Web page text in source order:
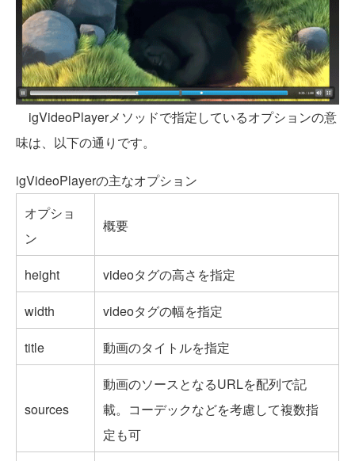
igVideoPlayerメソッドで指定しているオプションの意
味は、以下の通りです。
igVideoPlayerの主なオプション
オプショ
ン
概要
height
videoタグの高さを指定
width
videoタグの幅を指定
title
動画のタイトルを指定
sources
動画のソースとなるURLを配列で記
載。コーデックなどを考慮して複数指
定も可